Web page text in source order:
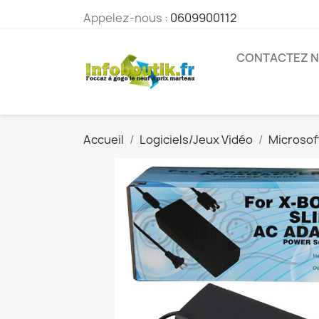
Appelez-nous : 0609900112
CONTACTEZ
Accueil Logiciels/Jeux Vidéo